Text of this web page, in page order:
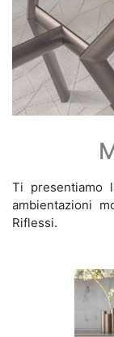
Ti presentiamo
ambientazioni
Riflessi.